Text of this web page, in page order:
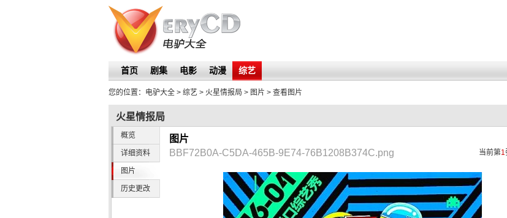
首页 剧集 电影 动漫 综艺
您的位置： 电驴大全 > 综艺 > 火星情报局 > 图片 > 查看图片
火星情报局
概览
详细资料
图片
历史更改
图片
当前第1
BBF72B0A-C5DA-465B-9E74-76B1208B374C.png